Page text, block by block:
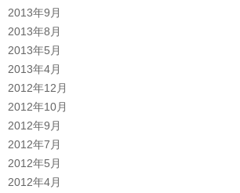
2013年9月
2013年8月
2013年5月
2013年4月
2012年12月
2012年10月
2012年9月
2012年7月
2012年5月
2012年4月